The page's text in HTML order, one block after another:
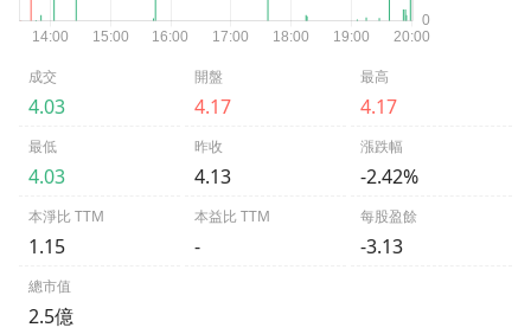
成交
4.03
開盤
4.17
最高
4.17
最低
4.03
昨收
4.13
漲跌幅
-2.42%
本淨比 TTM
1.15
本益比 TTM
-
每股盈餘
-3.13
總市值
2.5億